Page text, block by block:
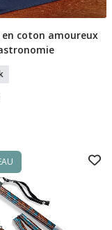
Au Panier
coton amoureux